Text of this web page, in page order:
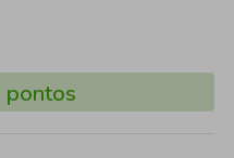
pontos